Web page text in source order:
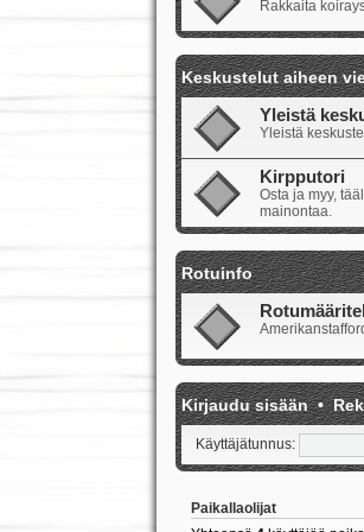
Rakkaita
Keskustelut aiheen
Yleistä
Yleistä
Kirpputori
Osta ja myy,
mainontaa.
Rotuinfo
Kirjaudu sisään•
Käyttäjätunnus:
Paikallaolijat